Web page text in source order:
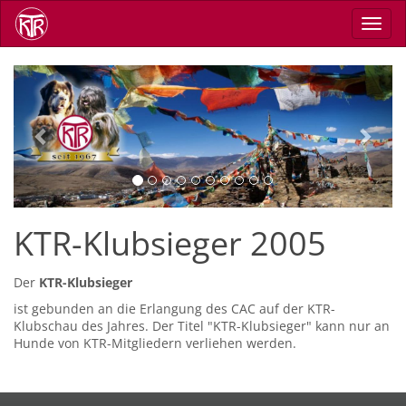
Skip
main
Previous Next
KTR-Klubsieger 2005
Der KTR-Klubsieger
ist gebunden an die Erlangung des CAC auf der KTR-
Klubschau des Jahres. Der Titel "KTR-Klubsieger" kann nur an
Hunde von KTR-Mitgliedern verliehen werden.